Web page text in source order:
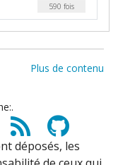
590 fois
Plus de contenu
déposés, les